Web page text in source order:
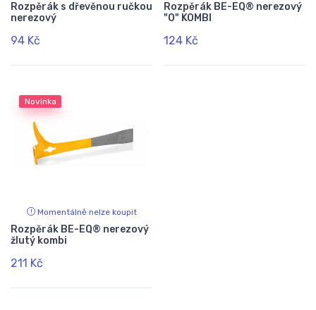
Rozpěrák s dřevěnou ručkou
nerezový
94 Kč
Rozpěrák BE-EQ® nerezový
"O" KOMBI
124 Kč
Novinka
Momentálně nelze koupit
Rozpěrák BE-EQ® nerezový
žlutý kombi
211 Kč